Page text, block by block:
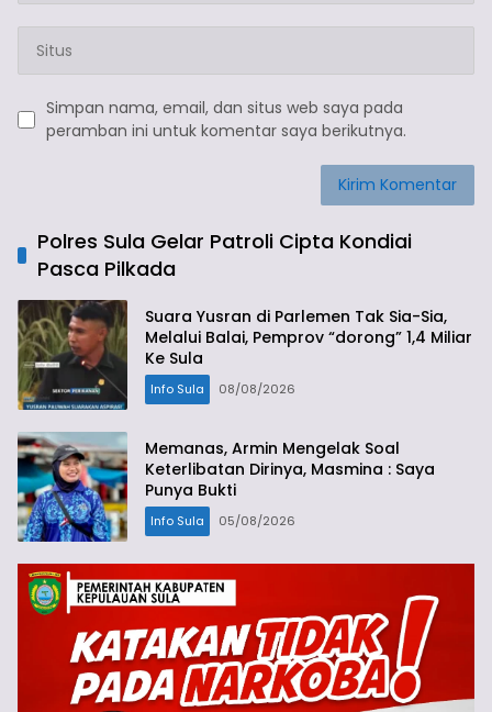
Simpan nama, email, dan situs web saya pada
peramban ini untuk komentar saya berikutnya.
Polres Sula Gelar Patroli Cipta Kondiai
Pasca Pilkada
Suara Yusran di Parlemen Tak Sia-Sia,
Melalui Balai, Pemprov “dorong” 1,4 Miliar
Ke Sula
Info Sula 08/08/2026
Memanas, Armin Mengelak Soal
Keterlibatan Dirinya, Masmina : Saya
Punya Bukti
Info Sula 05/08/2026